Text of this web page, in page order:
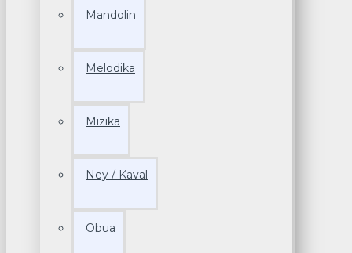
Mandolin
Melodika
Mızıka
Ney / Kaval
Obua